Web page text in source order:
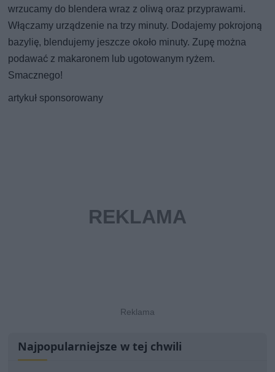
wrzucamy do blendera wraz z oliwą oraz przyprawami.
Włączamy urządzenie na trzy minuty. Dodajemy pokrojoną
bazylię, blendujemy jeszcze około minuty. Zupę można
podawać z makaronem lub ugotowanym ryżem.
Smacznego!
artykuł sponsorowany
Najpopularniejsze w tej chwili